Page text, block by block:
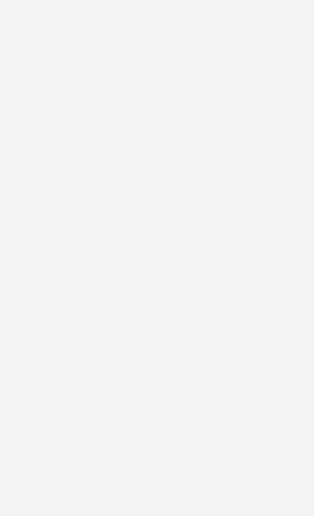
20 Jahren in der Werbebranche tätig und
Band 2, Teil B, 4. Aufl. 2010,
978-3-8041-2143-0, Werner Verlag,